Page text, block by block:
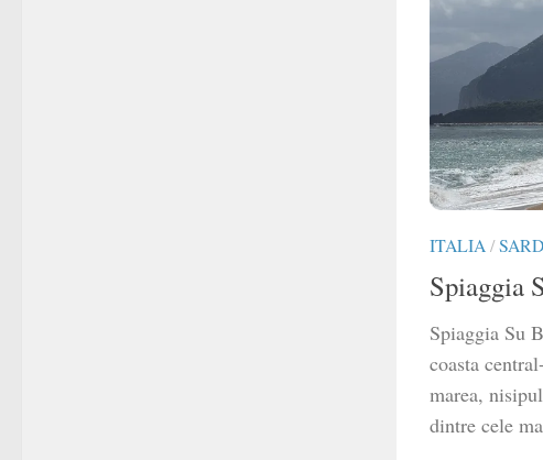
ITALIA /
Spiaggia
Spiaggia Su
coasta
marea,
dintre cele